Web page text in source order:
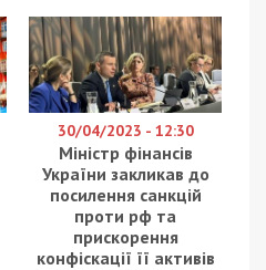
30/04/2023 - 12:30
Міністр фінансів
України закликав до
посилення санкцій
проти рф та
прискорення
конфіскації її активів